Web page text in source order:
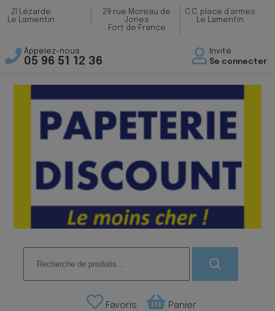
ZI Lézarde
Le Lamentin
29 rue Moreau de
Jones
Fort de France
C.C. place d’armes
Le Lamentin
Appelez-nous
05 96 51 12 36
Invité
Se connecter
pour :
Favoris Panier